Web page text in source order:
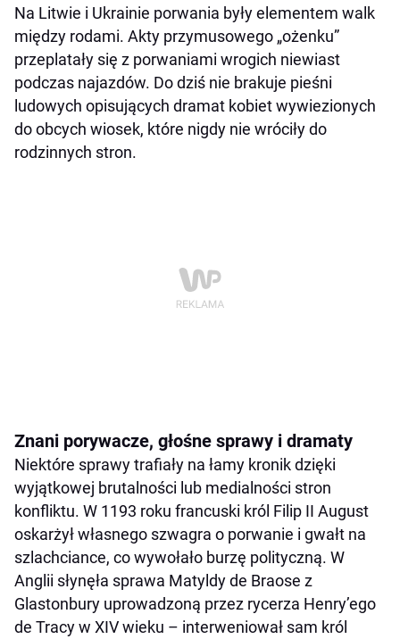
Na Litwie i Ukrainie porwania były elementem walk
między rodami. Akty przymusowego „ożenku”
przeplatały się z porwaniami wrogich niewiast
podczas najazdów. Do dziś nie brakuje pieśni
ludowych opisujących dramat kobiet wywiezionych
do obcych wiosek, które nigdy nie wróciły do
rodzinnych stron.
Znani porywacze, głośne sprawy i dramaty
Niektóre sprawy trafiały na łamy kronik dzięki
wyjątkowej brutalności lub medialności stron
konfliktu. W 1193 roku francuski król Filip II August
oskarżył własnego szwagra o porwanie i gwałt na
szlachciance, co wywołało burzę polityczną. W
Anglii słynęła sprawa Matyldy de Braose z
Glastonbury uprowadzoną przez rycerza Henry’ego
de Tracy w XIV wieku – interweniował sam król